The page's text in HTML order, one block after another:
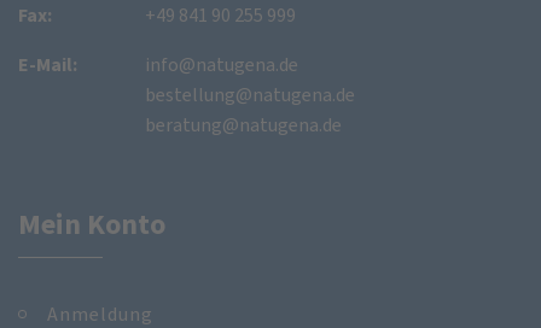
Fax:
+49 841 90 255 999
E-Mail:
info@natugena.de
bestellung@natugena.de
beratung@natugena.de
Mein Konto
Anmeldung